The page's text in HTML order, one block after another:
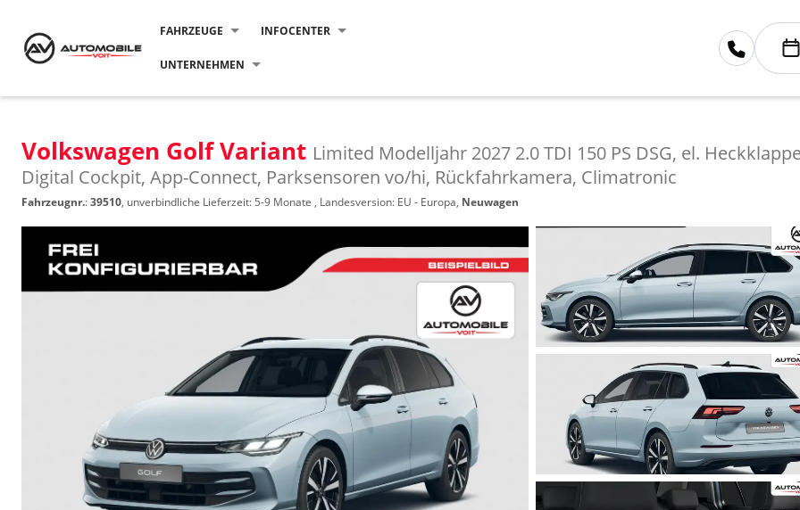
FAHRZEUGE INFOCENTER
UNTERNEHMEN
Volkswagen Golf Variant Limited Modelljahr 2027 2.0 TDI 150 PS DSG, el.
Digital Cockpit, App-Connect, Parksensoren vo/hi, Rückfahrkamera, Climatronic
Fahrzeugnr.:39510, unverbindliche Lieferzeit: 5-9 Monate , Landesversion: EU - Europa, Neuwagen
Matthias Voit
Geschäftsführung / Inhaber